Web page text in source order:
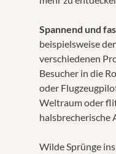
Spannend und
beispielsweise der
verschiedenen
Besucher in die
oder
Weltraum oder
halsbrecherische
Wilde Sprünge